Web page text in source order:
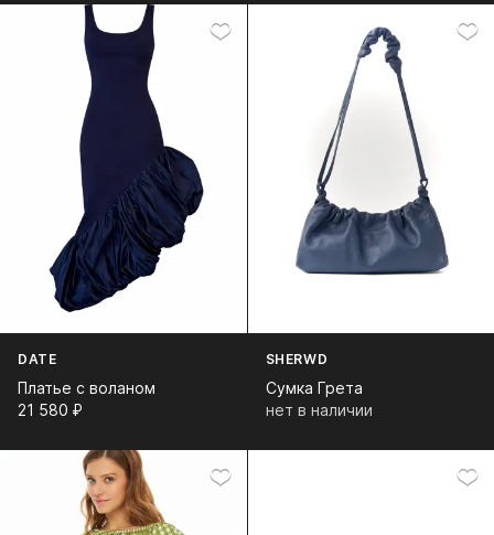
DATE
Платье с воланом
21 580⁠ ⁠₽
SHERWD
Сумка Грета
нет в наличии